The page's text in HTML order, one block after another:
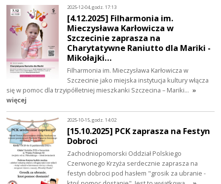
2025-12-04, godz. 17:13
[4.12.2025] Filharmonia im.
Mieczysława Karłowicza w
Szczecinie zaprasza na
Charytatywne Raniutto dla Mariki -
Mikołajki…
Filharmonia im. Mieczysława Karłowicza w
Szczecinie jako miejska instytucja kultury włącza
się w pomoc dla trzyipółletniej mieszkanki Szczecina – Mariki… »
więcej
2025-10-15, godz. 14:02
[15.10.2025] PCK zaprasza na Festyn
Dobroci
Zachodniopomorski Oddział Polskiego
Czerwonego Krzyża serdecznie zaprasza na
festyn dobroci pod hasłem "grosik za ubranie -